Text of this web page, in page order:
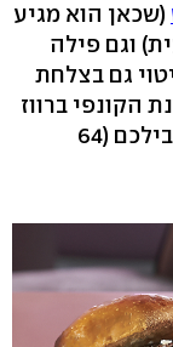
(שכאן הוא מגיע
וגם פילה
גם בצלחת
הקונפי ברווז
בשבילכם (64